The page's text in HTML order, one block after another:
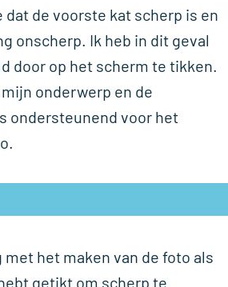
dat de voorste kat scherp is en
onscherp. Ik heb in dit geval
door op het scherm te tikken.
onderwerp en de
ondersteunend voor het
het maken van de foto als
getikt om scherp te